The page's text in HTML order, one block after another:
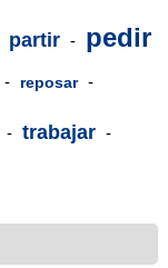
partir - pedir
- reposar -
- trabajar -